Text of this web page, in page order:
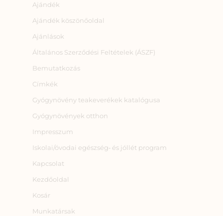
Ajándék
Ajándék köszönőoldal
Ajánlások
Általános Szerződési Feltételek (ÁSZF)
Bemutatkozás
Címkék
Gyógynövény teakeverékek katalógusa
Gyógynövények otthon
Impresszum
Iskolai/óvodai egészség‑ és jóllét program
Kapcsolat
Kezdőoldal
Kosár
Munkatársak